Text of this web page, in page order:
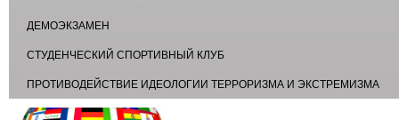
ДЕМОЭКЗАМЕН
СТУДЕНЧЕСКИЙ СПОРТИВНЫЙ КЛУБ
ПРОТИВОДЕЙСТВИЕ ИДЕОЛОГИИ ТЕРРОРИЗМА И ЭКСТРЕМИЗМА